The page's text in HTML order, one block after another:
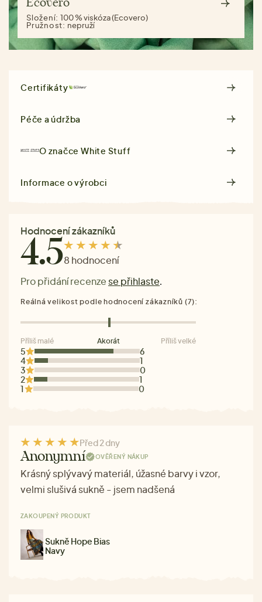
Ecovero
Složení:100 % viskóza (Ecovero)
Pružnost: nepruží
Certifikáty
Péče a údržba
O značceWhite Stuff
Informace o výrobci
Hodnocení zákazníků
4.58 hodnocení
Pro přidání recenze se přihlaste.
5
6
4
1
3
0
2
1
1
0
Reálná velikost podle hodnocení zákazníků (7):
Příliš malé Akorát Příliš velké
Před 2 dny
Anonymní OVĚŘENÝ NÁKUP
Krásný splývavý materiál, úžasné barvy i vzor,
velmi slušivá sukně - jsem nadšená
ZAKOUPENÝ PRODUKT
Sukně Hope Bias
Navy